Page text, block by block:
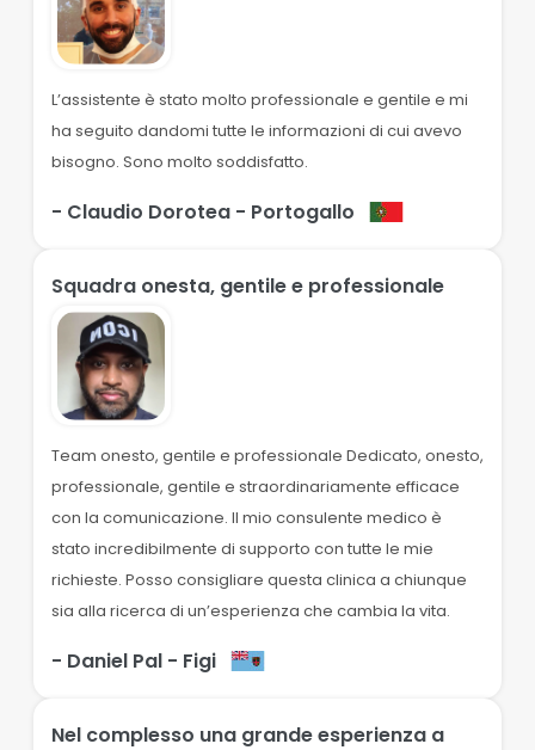
L’assistente è stato molto professionale e gentile e mi
ha seguito dandomi tutte le informazioni di cui avevo
bisogno. Sono molto soddisfatto.
- Claudio Dorotea - Portogallo
Squadra onesta, gentile e professionale
Team onesto, gentile e professionale Dedicato, onesto,
professionale, gentile e straordinariamente efficace
con la comunicazione. Il mio consulente medico è
stato incredibilmente di supporto con tutte le mie
richieste. Posso consigliare questa clinica a chiunque
sia alla ricerca di un’esperienza che cambia la vita.
- Daniel Pal - Figi
Nel complesso una grande esperienza a